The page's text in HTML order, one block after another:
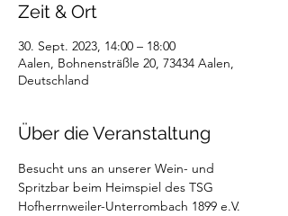
Zeit & Ort
30. Sept. 2023, 14:00 – 18:00
Aalen, Bohnensträßle 20, 73434 Aalen,
Deutschland
Über die Veranstaltung
Besucht uns an unserer Wein- und
Spritzbar beim Heimspiel des TSG
Hofherrnweiler-Unterrombach 1899 e.V.